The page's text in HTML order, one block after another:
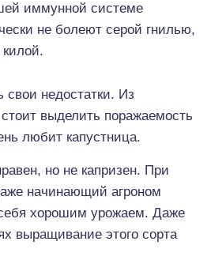
иммунной системе
не болеют серой гнилью,
свои недостатки. Из
выделить поражаемость
любит капустница.
но не капризен. При
начинающий агроном
хорошим урожаем. Даже
выращивание этого сорта